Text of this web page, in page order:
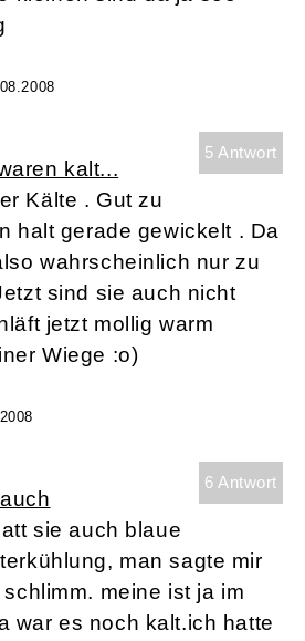
5 Antwort
kalt...
Kälte . Gut zu
halt gerade gewickelt . Da
wahrscheinlich nur zu
sind sie auch nicht
jetzt mollig warm
Wiege :o)
6 Antwort
sie auch blaue
man sagte mir
meine ist ja im
war es noch kalt.ich hatte